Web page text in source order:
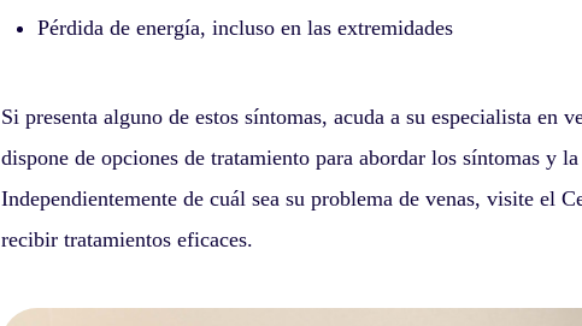
Pérdida de energía, incluso en las extremidades
Si presenta alguno de estos síntomas, acuda a su especialista
dispone de opciones de tratamiento para abordar los síntomas y
Independientemente de cuál sea su problema de venas, visite el
recibir tratamientos eficaces.